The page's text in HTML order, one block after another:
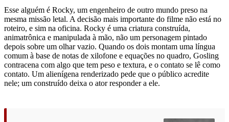
Esse alguém é Rocky, um engenheiro de outro mundo preso na
mesma missão letal. A decisão mais importante do filme não está no
roteiro, e sim na oficina. Rocky é uma criatura construída,
animatrônica e manipulada à mão, não um personagem pintado
depois sobre um olhar vazio. Quando os dois montam uma língua
comum à base de notas de xilofone e equações no quadro, Gosling
contracena com algo que tem peso e textura, e o contato se lê como
contato. Um alienígena renderizado pede que o público acredite
nele; um construído deixa o ator responder a ele.